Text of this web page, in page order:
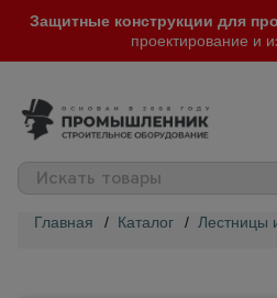
Защитные конструкции для
проектирование и
Главная / Каталог / Лестницы